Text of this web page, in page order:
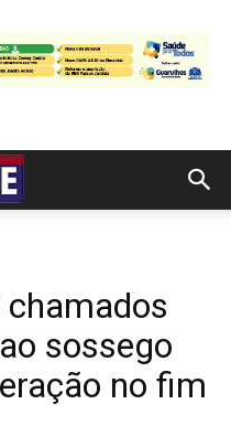
sossego
no fim